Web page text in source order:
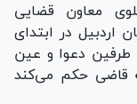
معاون قضایی
در ابتدای
دعوا و عین
قاضی حکم می‌کند